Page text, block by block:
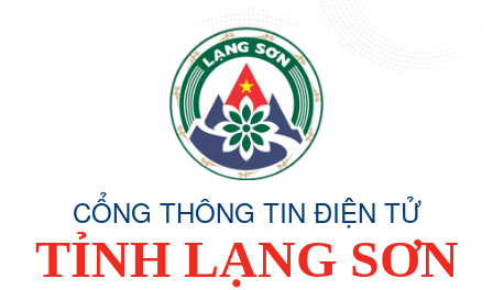
CỔNG THÔNG TIN ĐIỆN TỬ
TỈNH LẠNG SƠN